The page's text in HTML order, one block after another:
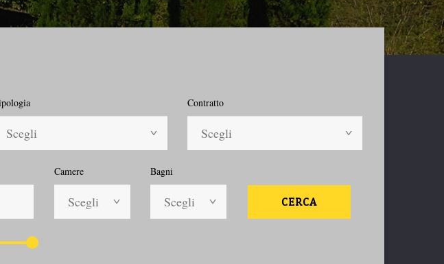
Scegli
Contratto
Scegli
Camere
Scegli
Bagni
Scegli CERCA